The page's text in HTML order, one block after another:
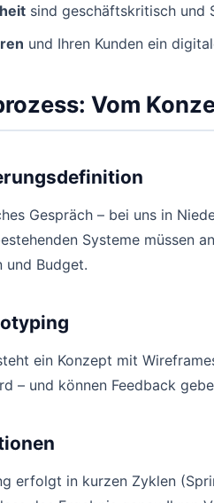
sind geschäftskritisch und
und Ihren Kunden ein
Vom
Gespräch – bei uns in
Systeme müssen
und Budget.
ein Konzept mit
– und können Feedback
erfolgt in kurzen Zyklen